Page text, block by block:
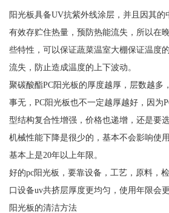
阳光板具备UV抗紫外线涂层，并且因其的
有效存贮住热量，预防热能流失，所以在
些特性，可以保证蔬菜温室大棚保证温度
流失，防止造成温度的上下波动。
聚碳酸酯PC阳光板的厚度越厚，层数越多
事无，PC阳光板也不一定越厚越好，因为
型结构复合性增强，价格也递增，还是要选
机械性能下降是很少的，基本不会影响使
基本上是20年以上年限。
好的pc阳光板，要靠设备，工艺，原料，
口设备uv共挤层厚度更均匀，使用年限会更
阳光板的清洁方法